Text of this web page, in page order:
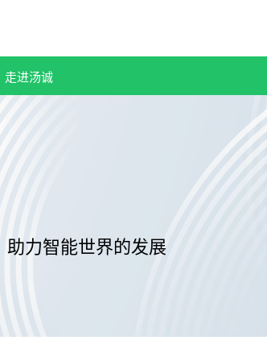
走进汤诚
力智能世界的发展